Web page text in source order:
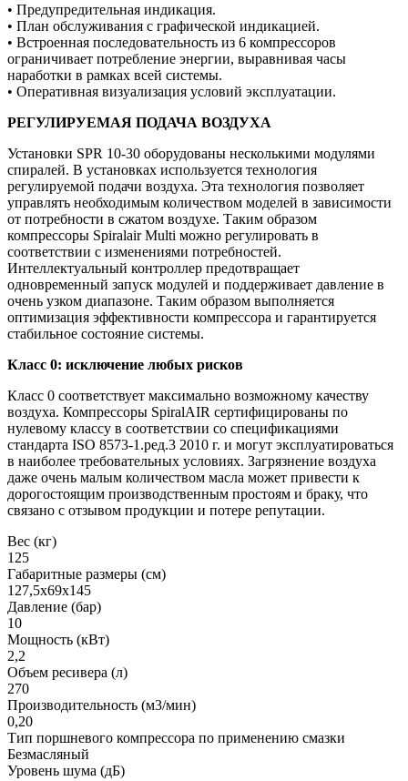
• Предупредительная индикация.
• План обслуживания с графической индикацией.
• Встроенная последовательность из 6 компрессоров
ограничивает потребление энергии, выравнивая часы
наработки в рамках всей системы.
• Оперативная визуализация условий эксплуатации.
РЕГУЛИРУЕМАЯ ПОДАЧА ВОЗДУХА
Установки SPR 10-30 оборудованы несколькими модулями
спиралей. В установках используется технология
регулируемой подачи воздуха. Эта технология позволяет
управлять необходимым количеством моделей в зависимости
от потребности в сжатом воздухе. Таким образом
компрессоры Spiralair Multi можно регулировать в
соответствии с изменениями потребностей.
Интеллектуальный контроллер предотвращает
одновременный запуск модулей и поддерживает давление в
очень узком диапазоне. Таким образом выполняется
оптимизация эффективности компрессора и гарантируется
стабильное состояние системы.
Класс 0: исключение любых рисков
Класс 0 соответствует максимально возможному качеству
воздуха. Компрессоры SpiralAIR сертифицированы по
нулевому классу в соответствии со спецификациями
стандарта ISO 8573-1.ред.3 2010 г. и могут эксплуатироваться
в наиболее требовательных условиях. Загрязнение воздуха
даже очень малым количеством масла может привести к
дорогостоящим производственным простоям и браку, что
связано с отзывом продукции и потере репутации.
Вес (кг)
125
Габаритные размеры (см)
127,5х69х145
Давление (бар)
10
Мощность (кВт)
2,2
Объем ресивера (л)
270
Производительность (м3/мин)
0,20
Тип поршневого компрессора по применению смазки
Безмасляный
Уровень шума (дБ)